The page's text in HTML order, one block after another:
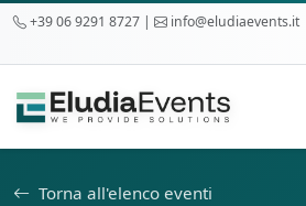
+39 06 9291 8727 | info@eludiaevents.it
Torna all'elenco eventi